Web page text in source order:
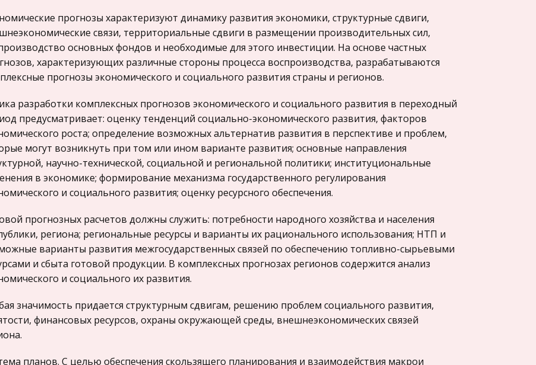
прогнозы характеризуют динамику развития экономики, структурные сдвиги,
связи, территориальные сдвиги в размещении производительных сил,
основных фондов и необходимые для этого инвестиции. На основе частных
характеризующих различные стороны процесса воспроизводства, разрабатываются
прогнозы экономического и социального развития страны и регионов.
разработки комплексных прогнозов экономического и социального развития в переходный
предусматривает: оценку тенденций социально-экономического развития, факторов
роста; определение возможных альтернатив развития в перспективе и проблем,
могут возникнуть при том или ином варианте развития; основные направления
научно-технической, социальной и региональной политики; институциональные
в экономике; формирование механизма государственного регулирования
и социального развития; оценку ресурсного обеспечения.
прогнозных расчетов должны служить: потребности народного хозяйства и населения
региона; региональные ресурсы и варианты их рационального использования; НТП и
варианты развития межгосударственных связей по обеспечению топливно-сырьевыми
и сбыта готовой продукции. В комплексных прогнозах регионов содержится анализ
и социального их развития.
значимость придается структурным сдвигам, решению проблем социального развития,
финансовых ресурсов, охраны окружающей среды, внешнеэкономических связей
планов. С целью обеспечения скользящего планирования и взаимодействия макрои